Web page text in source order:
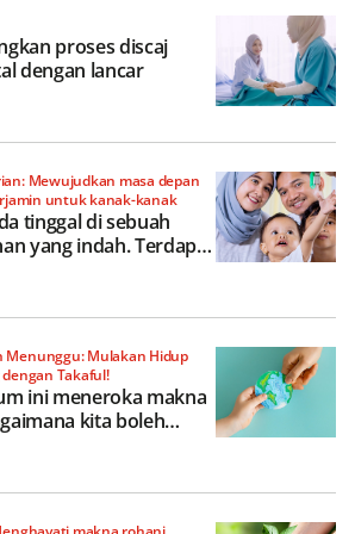
proses discaj
dengan lancar
Mewujudkan masa depan
untuk kanak-kanak
tinggal di sebuah
yang indah. Terdapat
dengan tasik air
berliku
untuk larian pagi
Menunggu: Mulakan Hidup
Takaful!
ini meneroka makna
kita boleh
kerajaan,